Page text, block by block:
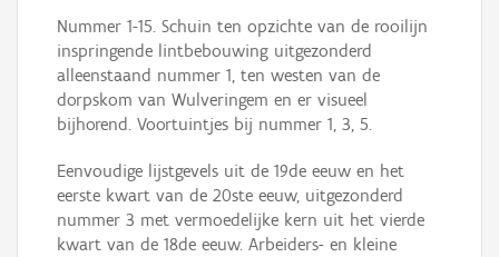
AanmeldenNummer 1-15. Schuin ten opzichte van de rooilijn
inspringende lintbebouwing uitgezonderd
alleenstaand nummer 1, ten westen van de
dorpskom van Wulveringem en er visueel
bijhorend. Voortuintjes bij nummer 1, 3, 5.
Eenvoudige lijstgevels uit de 19de eeuw en het
eerste kwart van de 20ste eeuw, uitgezonderd
nummer 3 met vermoedelijke kern uit het vierde
kwart van de 18de eeuw. Arbeiders- en kleine